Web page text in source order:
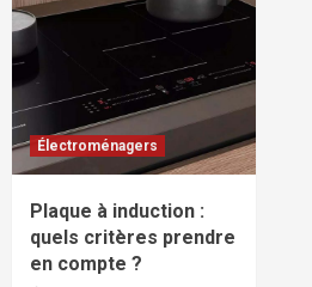
Électroménagers
Plaque à induction :
quels critères prendre
en compte ?